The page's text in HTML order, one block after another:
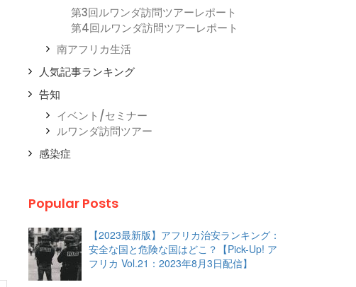
第3回ルワンダ訪問ツアーレポート
第4回ルワンダ訪問ツアーレポート
南アフリカ生活
人気記事ランキング
告知
イベント/セミナー
ルワンダ訪問ツアー
感染症
Popular Posts
【2023最新版】アフリカ治安ランキング：
安全な国と危険な国はどこ？【Pick-Up! ア
フリカ Vol.21：2023年8月3日配信】